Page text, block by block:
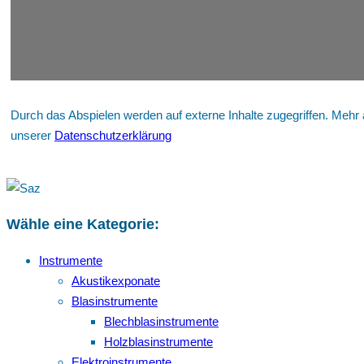
Durch das Abspielen werden auf externe Inhalte zugegriffen. Mehr
unserer Datenschutzerklärung
Wähle eine Kategorie:
Instrumente
Akustikexponate
Blasinstrumente
Blechblasinstrumente
Holzblasinstrumente